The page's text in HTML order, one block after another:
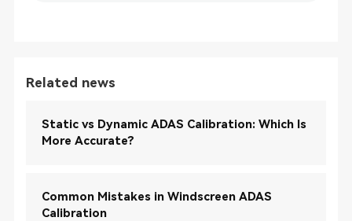
Related news
Static vs Dynamic ADAS Calibration: Which Is
More Accurate?
Common Mistakes in Windscreen ADAS
Calibration